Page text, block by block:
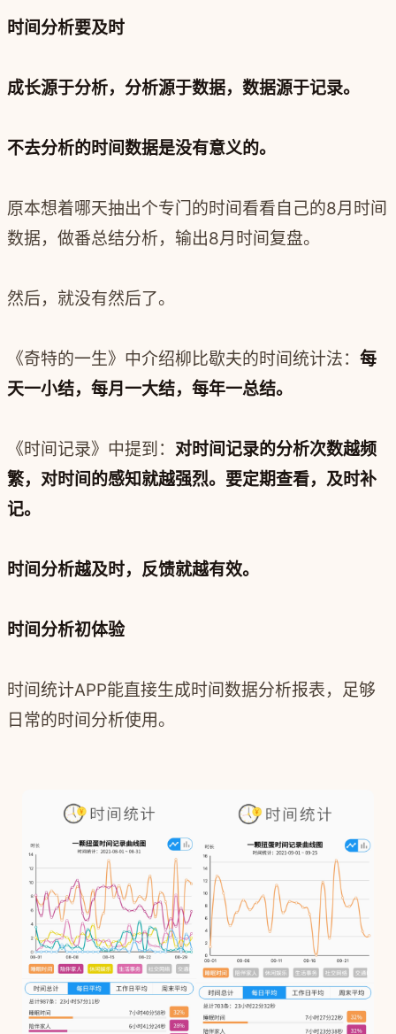
时间分析要及时
成长源于分析，分析源于数据，数据源于记录。
不去分析的时间数据是没有意义的。
原本想着哪天抽出个专门的时间看看自己的8月时间
数据，做番总结分析，输出8月时间复盘。
然后，就没有然后了。
《奇特的一生》中介绍柳比歇夫的时间统计法： 每
天一小结，每月一大结，每年一总结。
《时间记录》中提到： 对时间记录的分析次数越频
繁，对时间的感知就越强烈。要定期查看，及时补
记。
时间分析越及时，反馈就越有效。
时间分析初体验
时间统计APP能直接生成时间数据分析报表，足够
日常的时间分析使用。